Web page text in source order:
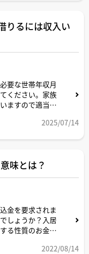
りるには収入い
要な世帯年収月
ください。家族
ますので適当な
2025/07/14
味とは？
金を要求されま
しょうか？入居
る性質のお金の
2022/08/14